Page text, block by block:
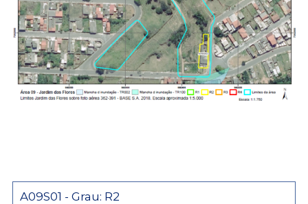
A09S01 - Grau: R2